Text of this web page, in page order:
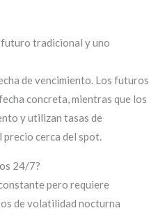
tradicional y uno
de vencimiento. Los futuros
concreta, mientras que los
y utilizan tasas de
precio cerca del spot.
24/7?
pero requiere
de volatilidad nocturna